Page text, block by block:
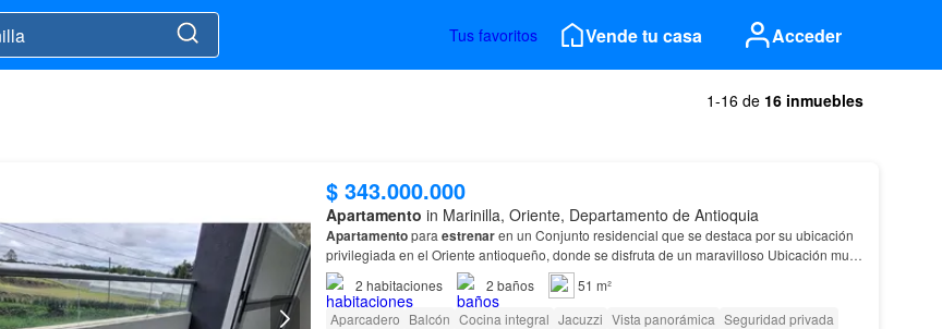
Tus favoritos Vende tu casa Acceder
1-16 de 16 inmuebles
$ 343.000.000
Apartamento in Marinilla, Oriente, Departamento de Antioquia
Apartamentopara estrenaren un Conjunto residencial que se destaca por su ubicación
privilegiada en el Oriente antioqueño, donde se disfruta de un maravilloso Ubicación muy
central entre Rionegro yMarinilla , en un sector se…
2 habitaciones 2 baños
51 m²
Aparcadero Balcón Cocina integral Jacuzzi Vista panorámica Seguridad privada